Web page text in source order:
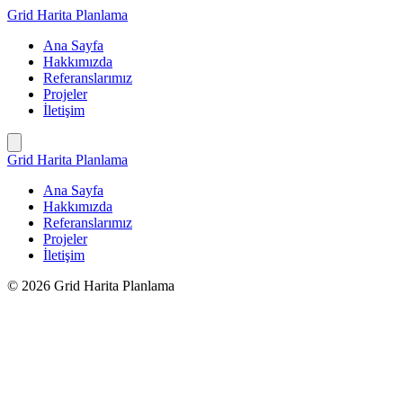
İçeriğe
Grid Harita Planlama
Ana Sayfa
Hakkımızda
Referanslarımız
Projeler
İletişim
Grid Harita Planlama
Ana Sayfa
Hakkımızda
Referanslarımız
Projeler
İletişim
© 2026 Grid Harita Planlama